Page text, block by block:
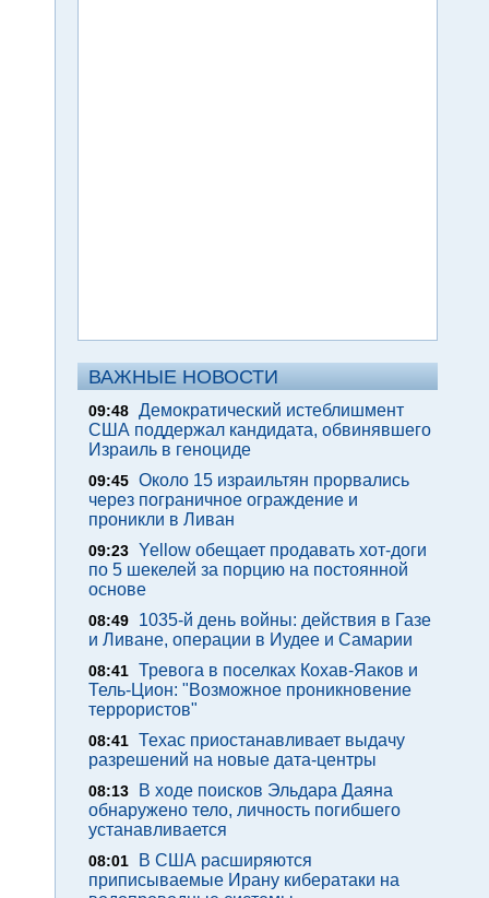
ВАЖНЫЕ НОВОСТИ
09:48 Демократический истеблишмент
США поддержал кандидата, обвинявшего
Израиль в геноциде
09:45 Около 15 израильтян прорвались
через пограничное ограждение и
проникли в Ливан
09:23 Yellow обещает продавать хот-доги
по 5 шекелей за порцию на постоянной
основе
08:49
1035-й день войны: действия в Газе
и Ливане, операции в Иудее и Самарии
08:41 Тревога в поселках Кохав-Яаков и
Тель-Цион: "Возможное проникновение
террористов"
08:41 Техас приостанавливает выдачу
разрешений на новые дата-центры
08:13
В ходе поисков Эльдара Даяна
обнаружено тело, личность погибшего
устанавливается
08:01
В США расширяются
приписываемые Ирану кибератаки на